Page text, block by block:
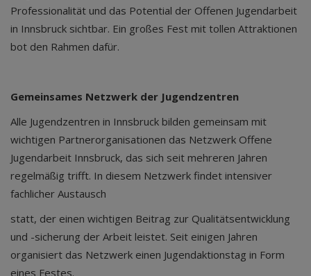
Professionalität und das Potential der Offenen Jugendarbeit
in Innsbruck sichtbar. Ein großes Fest mit tollen Attraktionen
bot den Rahmen dafür.
Gemeinsames Netzwerk der Jugendzentren
Alle Jugendzentren in Innsbruck bilden gemeinsam mit
wichtigen Partnerorganisationen das Netzwerk Offene
Jugendarbeit Innsbruck, das sich seit mehreren Jahren
regelmäßig trifft. In diesem Netzwerk findet intensiver
fachlicher Austausch
statt, der einen wichtigen Beitrag zur Qualitätsentwicklung
und -sicherung der Arbeit leistet. Seit einigen Jahren
organisiert das Netzwerk einen Jugendaktionstag in Form
eines Festes.